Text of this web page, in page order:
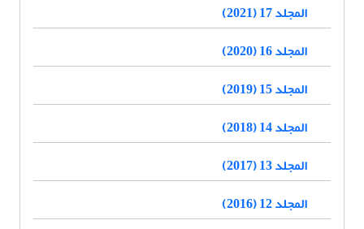
المجلد 17 (2021)
المجلد 16 (2020)
المجلد 15 (2019)
المجلد 14 (2018)
المجلد 13 (2017)
المجلد 12 (2016)